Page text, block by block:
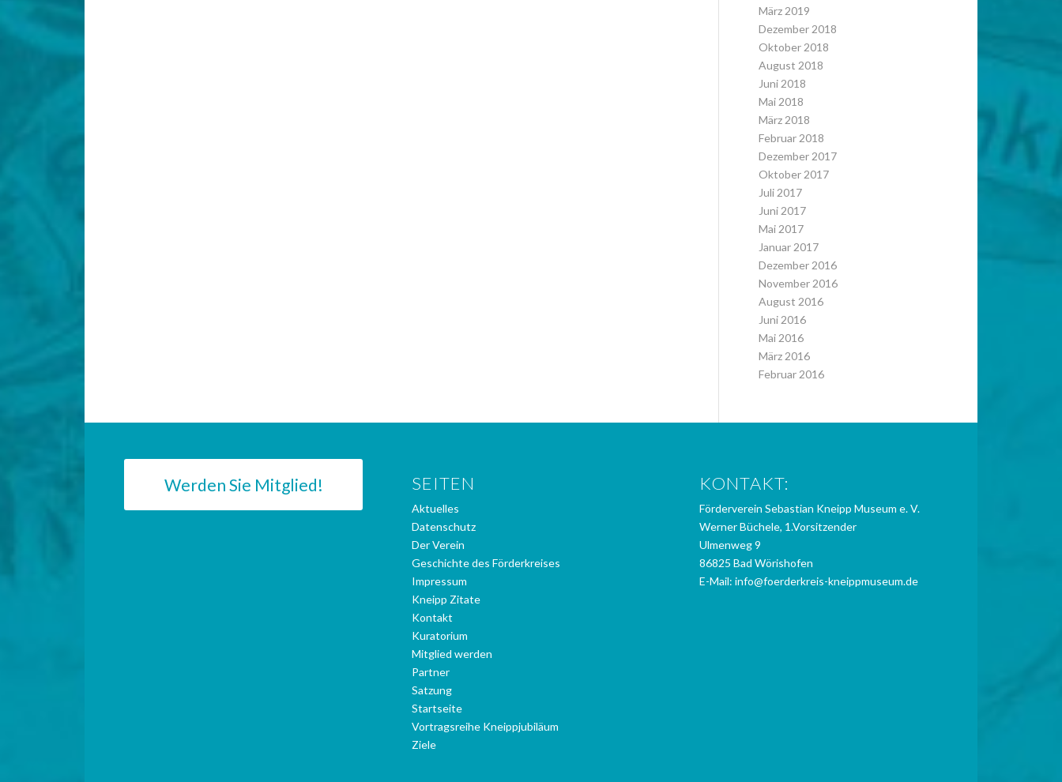
März 2019
Dezember 2018
Oktober 2018
August 2018
Juni 2018
Mai 2018
März 2018
Februar 2018
Dezember 2017
Oktober 2017
Juli 2017
Juni 2017
Mai 2017
Januar 2017
Dezember 2016
November 2016
August 2016
Juni 2016
Mai 2016
März 2016
Februar 2016
Werden Sie Mitglied! SEITEN
Aktuelles
Datenschutz
Der Verein
Geschichte des Förderkreises
Impressum
Kneipp Zitate
Kontakt
Kuratorium
Mitglied werden
Partner
Satzung
Startseite
Vortragsreihe Kneippjubiläum
Ziele
KONTAKT:
Förderverein Sebastian Kneipp Museum e. V.
Werner Büchele, 1.Vorsitzender
Ulmenweg 9
86825 Bad Wörishofen
E-Mail: info@foerderkreis-kneippmuseum.de